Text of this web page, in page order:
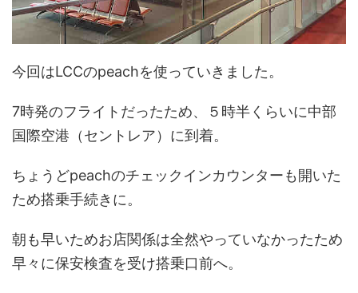
今回はLCCのpeachを使っていきました。
7時発のフライトだったため、５時半くらいに中部
国際空港（セントレア）に到着。
ちょうどpeachのチェックインカウンターも開いた
ため搭乗手続きに。
朝も早いためお店関係は全然やっていなかったため
早々に保安検査を受け搭乗口前へ。